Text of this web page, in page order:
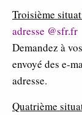
Troisième
adresse @sfr.fr
Demandez à
envoyé des e-
adresse.
Quatrième